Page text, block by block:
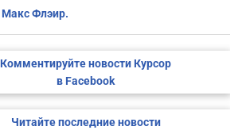
Макс Флэир.
Комментируйте новости Курсор
в Facebook
Читайте последние новости